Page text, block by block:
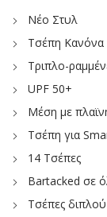
Νέο Στυλ
Τσέπη Κανόνα
Τριπλο-
UPF 50+
Μέση με
Τσέπη για
14 Τσέπες
Bartacked σε
Τσέπες